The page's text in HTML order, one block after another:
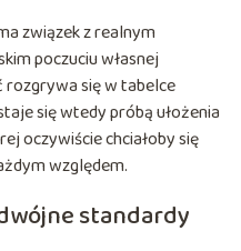
związek z realnym
poczuciu własnej
rozgrywa się w tabelce
się wtedy próbą ułożenia
oczywiście chciałoby się
względem.
standardy